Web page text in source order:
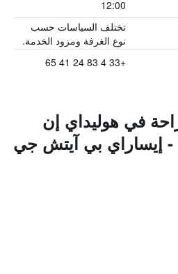
12:00
تختلف السياسات حسب
نوع الغرفة ومزود الخدمة.
+33 4 83 24 41 65
في هوليداي إن
إيساراي بي آيتش جي